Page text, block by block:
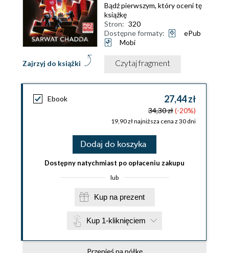
Zajrzyj do książki
Bądź pierwszym, który oceni tę
książkę
Stron: 320
Dostępne formaty:
ePub
Mobi
Czytaj fragment
Ebook 27,44 zł
34,30 zł(-20%)
19,90 zł najniższa cena z 30 dni
Dodaj do koszyka
Dostępny natychmiast po opłaceniu zakupu
lub
Kup na prezent
Kup 1-kliknięciem
Przenieś na półkę